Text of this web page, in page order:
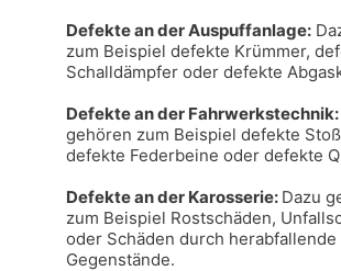
Defekte an der Auspuffanlage:
zum Beispiel defekte Krümmer,
Schalldämpfer oder defekte
Defekte an der Fahrwerkstechnik:
gehören zum Beispiel defekte
defekte Federbeine oder defekte
Defekte an der Karosserie: Dazu
zum Beispiel Rostschäden,
oder Schäden durch herabfallende
Gegenstände.